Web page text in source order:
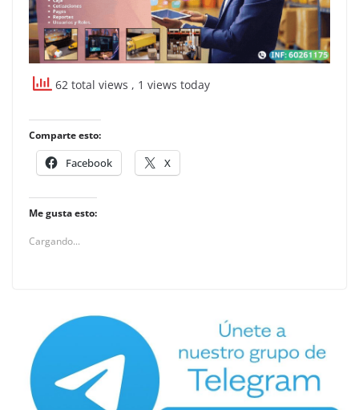
62 total views , 1 views today
Comparte esto:
Facebook X
Me gusta esto:
Cargando...